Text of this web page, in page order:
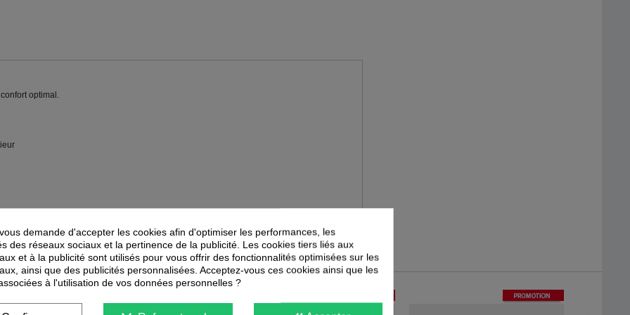
optimal.
ÉGALEMENT VOUS INTÉRESSER
PROMOTION
-50%
demande d'accepter les cookies afin d'optimiser les performances, les
des réseaux sociaux et la pertinence de la publicité. Les cookies tiers liés aux
et à la publicité sont utilisés pour vous offrir des fonctionnalités optimisées sur les
ainsi que des publicités personnalisées. Acceptez-vous ces cookies ainsi que les
à l'utilisation de vos données personnelles ?